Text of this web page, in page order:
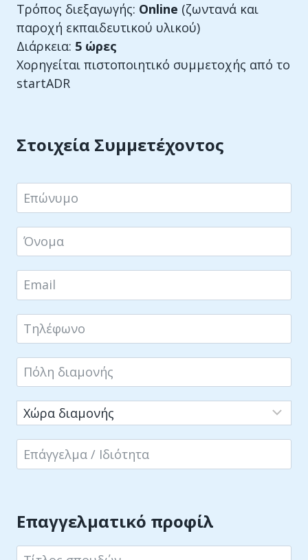
Τρόπος διεξαγωγής: Online (ζωντανά και
παροχή εκπαιδευτικού υλικού)
Διάρκεια: 5 ώρες
Χορηγείται πιστοποιητικό συμμετοχής από το
startADR
Στοιχεία Συμμετέχοντος
Επαγγελματικό προφίλ